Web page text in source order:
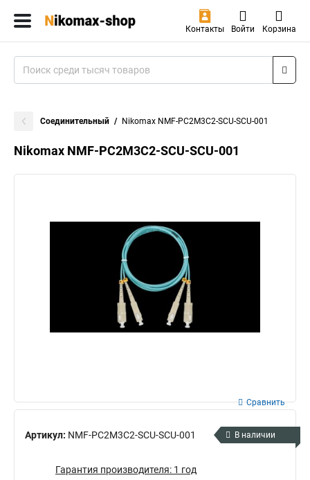
Контакты Войти Корзина
Соединительный Nikomax NMF-PC2M3C2-SCU-SCU-001
Nikomax NMF-PC2M3C2-SCU-SCU-001
Артикул: NMF-PC2M3C2-SCU-SCU-001
Сравнить
В наличии
Гарантия производителя: 1 год